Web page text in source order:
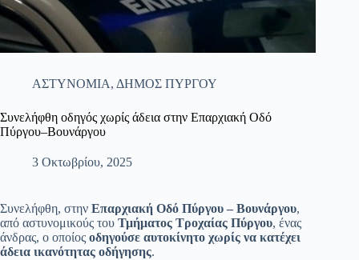
ΑΣΤΥΝΟΜΙΑ, ΔΗΜΟΣ ΠΥΡΓΟΥ
Συνελήφθη οδηγός χωρίς άδεια στην Επαρχιακή Οδό
Πύργου–Βουνάργου
3 Οκτωβρίου, 2025
Συνελήφθη, στην Επαρχιακή Οδό Πύργου – Βουνάργου,
από αστυνομικούς του Τμήματος Τροχαίας Πύργου, ένας
άνδρας, ο οποίος οδηγούσε αυτοκίνητο χωρίς να κατέχει
άδεια ικανότητας οδήγησης.